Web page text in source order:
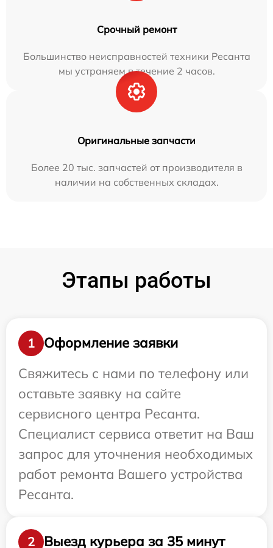
Срочный ремонт
Большинство неисправностей техники Ресанта
мы устраняем в течение 2 часов.
Оригинальные запчасти
Более 20 тыс. запчастей от производителя в
наличии на собственных складах.
Этапы работы
1
Оформление заявки
Свяжитесь с нами по телефону или
оставьте заявку на сайте
сервисного центра Ресанта.
Специалист сервиса ответит на Ваш
запрос для уточнения необходимых
работ ремонта Вашего устройства
Ресанта.
2 Выезд курьера за 35 минут